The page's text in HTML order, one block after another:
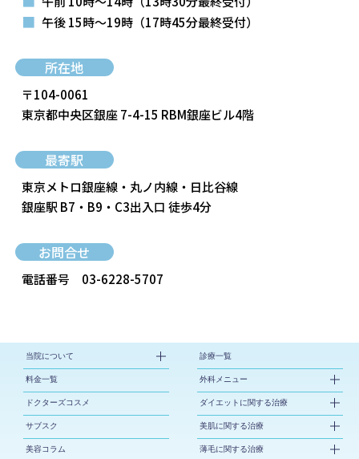
■ 午後 15時～19時 （17時45分最終受付）
所在地
〒104-0061
東京都中央区銀座 7-4-15 RBM銀座ビル4階
最寄駅
東京メトロ銀座線・丸ノ内線・日比谷線
銀座駅 B7・B9・C3出入口 徒歩4分
お問合せ
電話番号 03-6228-5707
当院について
料金一覧
ドクターズコスメ
サブスク
美容コラム
診療一覧
外科メニュー
ダイエットに関する治療
美肌に関する治療
薄毛に関する治療